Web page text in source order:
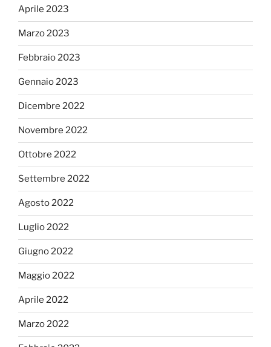
Aprile 2023
Marzo 2023
Febbraio 2023
Gennaio 2023
Dicembre 2022
Novembre 2022
Ottobre 2022
Settembre 2022
Agosto 2022
Luglio 2022
Giugno 2022
Maggio 2022
Aprile 2022
Marzo 2022